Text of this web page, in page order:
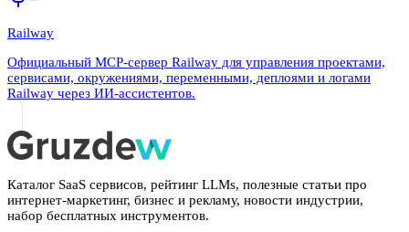
Railway
Официальный MCP-сервер Railway для управления проектами,
сервисами, окружениями, переменными, деплоями и логами
Railway через ИИ-ассистентов.
Каталог SaaS сервисов, рейтинг LLMs, полезные статьи про
интернет-маркетинг, бизнес и рекламу, новости индустрии,
набор бесплатных инструментов.